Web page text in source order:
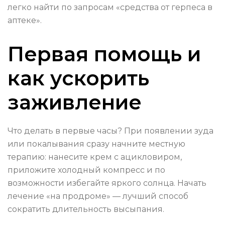
легко найти по запросам «средства от герпеса в
аптеке».
Первая помощь и
как ускорить
заживление
Что делать в первые часы? При появлении зуда
или покалывания сразу начните местную
терапию: нанесите крем с ацикловиром,
приложите холодный компресс и по
возможности избегайте яркого солнца. Начать
лечение «на продроме» — лучший способ
сократить длительность высыпания.